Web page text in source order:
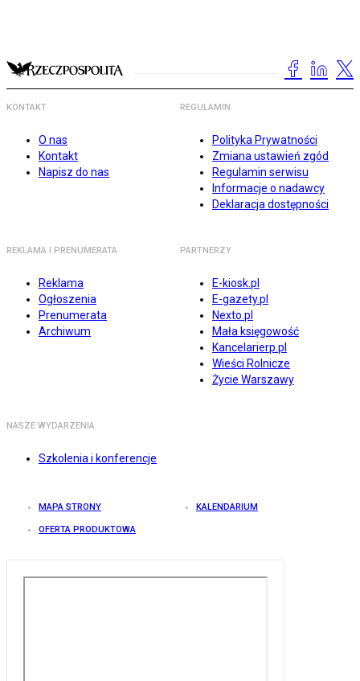
KONTAKT
O nas
Kontakt
Napisz do nas
REGULAMIN
Polityka Prywatności
Zmiana ustawień zgód
Regulamin serwisu
Informacje o nadawcy
Deklaracja dostępności
REKLAMA I PRENUMERATA
Reklama
Ogłoszenia
Prenumerata
Archiwum
PARTNERZY
E-kiosk.pl
E-gazety.pl
Nexto.pl
Mała księgowość
Kancelarierp.pl
Wieści Rolnicze
Życie Warszawy
NASZE WYDARZENIA
Szkolenia i konferencje
MAPA STRONY KALENDARIUM
OFERTA PRODUKTOWA